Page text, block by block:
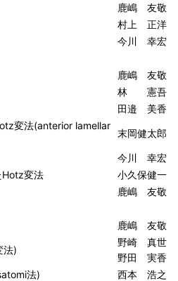
鹿嶋 友敬
村上 正洋
今川 幸宏
鹿嶋 友敬
林 憲吾
田邉 美香
変法(anterior lamellar
末岡健太郎
今川 幸宏
変法
小久保健一
鹿嶋 友敬
鹿嶋 友敬
法)
野崎 真世
野田 実香
法)
西本 浩之